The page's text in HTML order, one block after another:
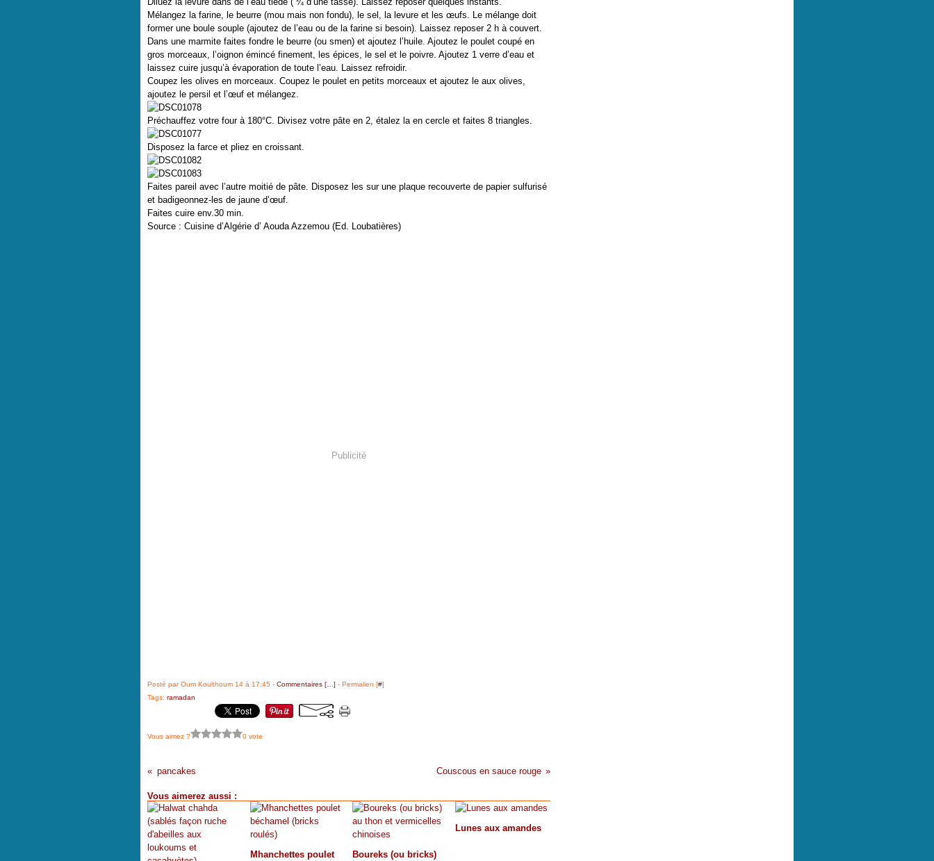
Mélangez la farine, le beurre (mou mais non fondu), le sel, la levure et les œufs. Le mélange doit
former une boule souple (ajoutez de l’eau ou de la farine si besoin). Laissez reposer 2 h à couvert.
Dans une marmite faites fondre le beurre (ou smen) et ajoutez l’huile. Ajoutez le poulet coupé en
gros morceaux, l’oignon émincé finement, les épices, le sel et le poivre. Ajoutez 1 verre d’eau et
laissez cuire jusqu’à évaporation de toute l’eau. Laissez refroidir.
Coupez les olives en morceaux. Coupez le poulet en petits morceaux et ajoutez le aux olives,
ajoutez le persil et l’œuf et mélangez.
Préchauffez votre four à 180°C. Divisez votre pâte en 2, étalez la en cercle et faites 8 triangles.
Disposez la farce et pliez en croissant.
Faites pareil avec l’autre moitié de pâte. Disposez les sur une plaque recouverte de papier sulfurisé
et badigeonnez-les de jaune d’œuf.
Faites cuire env.30 min.
Source : Cuisine d’Algérie d’ Aouda Azzemou (Ed. Loubatières)
Publicité
Posté par Oum Koulthoum 14 à 17:45 - Commentaires [ ] - Permalien [#]
Tags: ramadan
Vous aimez ? 0 vote
pancakes Couscous en sauce rouge
Vous aimerez aussi :
Mhanchettes poulet
Boureks (ou bricks)
Lunes aux amandes